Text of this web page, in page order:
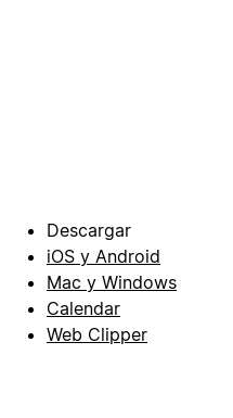
Descargar
iOS y Android
Mac y Windows
Calendar
Web Clipper